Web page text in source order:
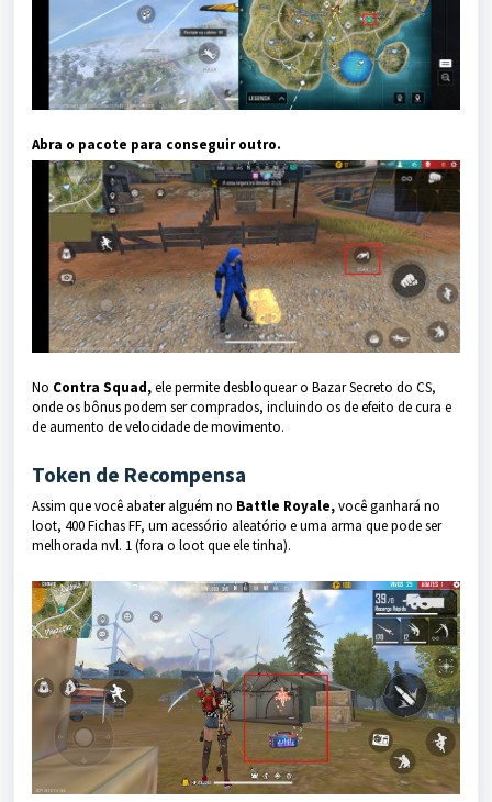
Abra o pacote para conseguir outro.
No Contra Squad,ele permite desbloquear o Bazar Secreto do CS,
onde os bônus podem ser comprados, incluindo os de efeito de cura e
de aumento de velocidade de movimento.
Token de Recompensa
Assim que você abater alguém no Battle Royale,você ganhará no
loot, 400 Fichas FF, um acessório aleatório e uma arma que pode ser
melhorada nvl. 1 (fora o loot que ele tinha).